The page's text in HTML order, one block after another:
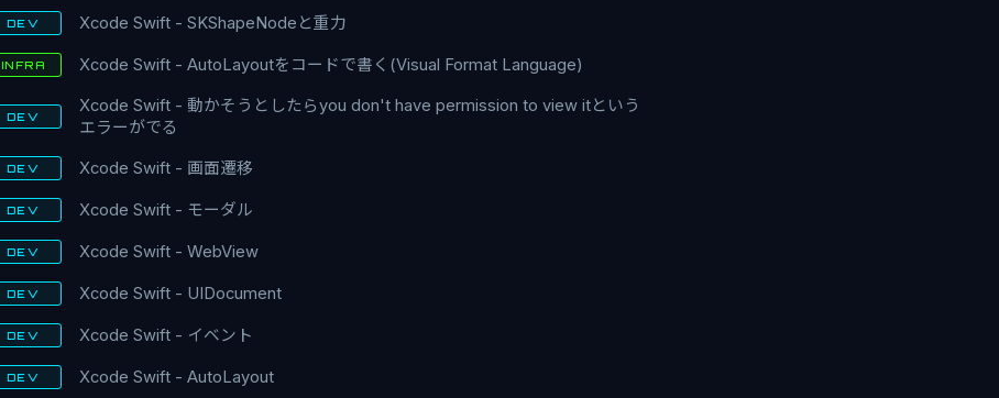
DEV Xcode Swift - SKShapeNodeと重力
INFRA Xcode Swift - AutoLayoutをコードで書く(Visual Format Language)
DEV
Xcode Swift - 動かそうとしたらyou don't have permission to view itという
エラーがでる
DEV Xcode Swift - 画面遷移
DEV Xcode Swift - モーダル
DEV Xcode Swift - WebView
DEV Xcode Swift - UIDocument
DEV Xcode Swift - イベント
DEV Xcode Swift - AutoLayout